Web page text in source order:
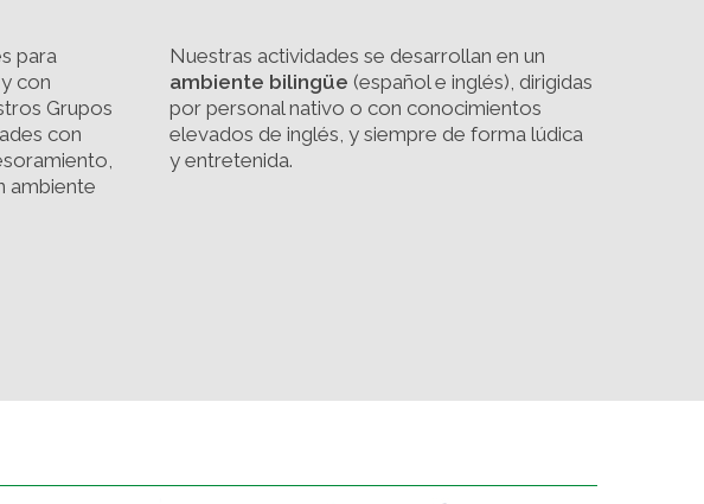
para
y con
Grupos
con
ambiente
Nuestras actividades se desarrollan en un
ambiente bilingüe (español e inglés), dirigidas
por personal nativo o con conocimientos
elevados de inglés, y siempre de forma lúdica
y entretenida.